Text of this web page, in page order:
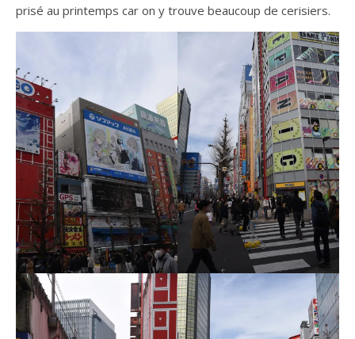
prisé au printemps car on y trouve beaucoup de cerisiers.